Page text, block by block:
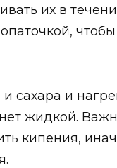
их в
и
жидкой.
кипения,